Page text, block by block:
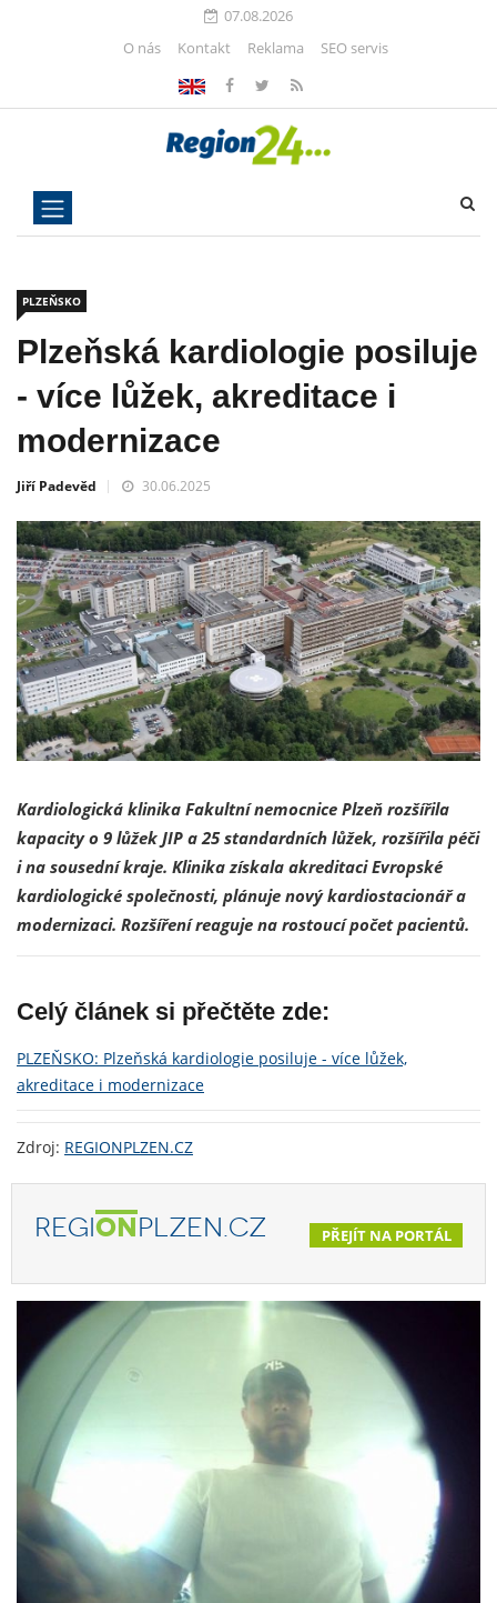
07.08.2026
O nás
Kontakt Reklama SEO servis
PLZEŇSKO
Plzeňská kardiologie posiluje
- více lůžek, akreditace i
modernizace
Jiří Padevěd 30.06.2025
Kardiologická klinika Fakultní nemocnice Plzeň rozšířila
kapacity o 9 lůžek JIP a 25 standardních lůžek, rozšířila péči
i na sousední kraje. Klinika získala akreditaci Evropské
kardiologické společnosti, plánuje nový kardiostacionář a
modernizaci. Rozšíření reaguje na rostoucí počet pacientů.
Celý článek si přečtěte zde:
PLZEŇSKO: Plzeňská kardiologie posiluje - více lůžek,
akreditace i modernizace
Zdroj: REGIONPLZEN.CZ
REGIONPLZEN.CZ PŘEJÍT NA PORTÁL